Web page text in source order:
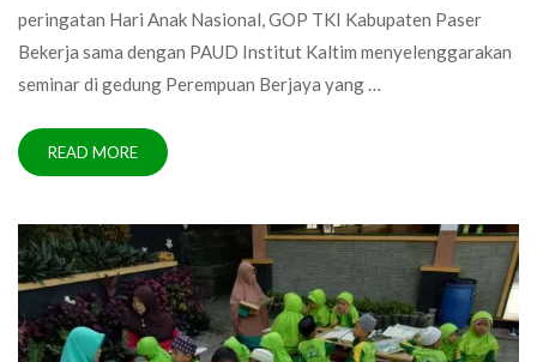
peringatan Hari Anak Nasional, GOP TKI Kabupaten Paser
Bekerja sama dengan PAUD Institut Kaltim menyelenggarakan
seminar di gedung Perempuan Berjaya yang …
READ MORE